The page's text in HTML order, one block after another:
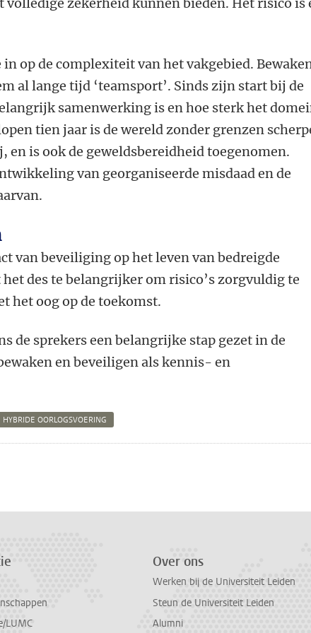
op de complexiteit van het vakgebied.
al lange tijd ‘teamsport’. Sinds zijn start bij de
samenwerking is en hoe sterk het
tien jaar is de wereld zonder grenzen
en is ook de geweldsbereidheid toegenomen.
van georganiseerde misdaad en de
van beveiliging op het leven van bedreigde
des te belangrijker om risico’s zorgvuldig te
het oog op de toekomst.
de sprekers een belangrijke stap gezet in de
en beveiligen als kennis- en
HYBRIDE OORLOGSVOERING
LUMC
Over ons
Werken bij de Universiteit Leiden
Steun de Universiteit Leiden
Alumni